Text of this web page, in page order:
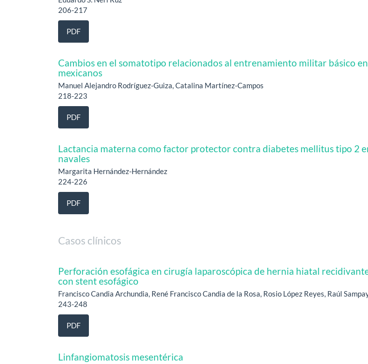
206-217
PDF
Cambios en el somatotipo relacionados al entrenamiento militar básico
mexicanos
Manuel Alejandro Rodríguez-Guiza, Catalina Martínez-Campos
218-223
PDF
Lactancia materna como factor protector contra diabetes mellitus tipo 2
navales
Margarita Hernández-Hernández
224-226
PDF
Casos clínicos
Perforación esofágica en cirugía laparoscópica de hernia hiatal
con stent esofágico
Francisco Candia Archundia, René Francisco Candia de la Rosa, Rosio López Reyes, Raúl
243-248
PDF
Linfangiomatosis mesentérica